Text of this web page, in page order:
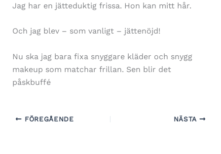
Jag har en jätteduktig frissa. Hon kan mitt hår.
Och jag blev – som vanligt – jättenöjd!
Nu ska jag bara fixa snyggare kläder och snygg
makeup som matchar frillan. Sen blir det
påskbuffé
FÖREGÅENDE NÄSTA